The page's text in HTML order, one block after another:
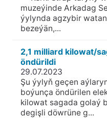
muzeýinde Arkadag
ýylynda agzybir
bezeýän,...
2,1 milliard kilowat/
öndürildi
29.07.2023
Şu ýylyň geçen
boýunça öndürilen
kilowat sagada golaý
degişli döwrüne g...